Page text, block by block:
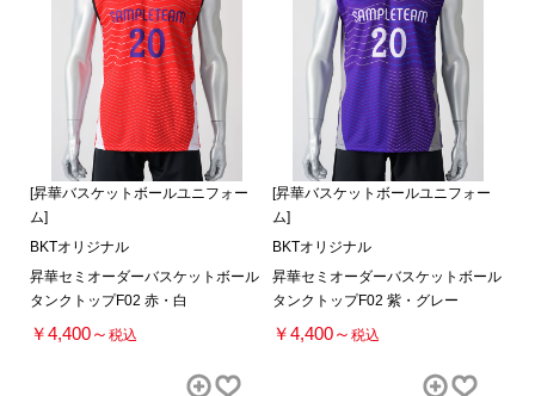
[昇華バスケットボールユニフォー
ム]
BKTオリジナル
昇華セミオーダーバスケットボール
タンクトップF02 赤・白
￥4,400～税込
[昇華バスケットボールユニフォー
ム]
BKTオリジナル
昇華セミオーダーバスケットボール
タンクトップF02 紫・グレー
￥4,400～ 税込